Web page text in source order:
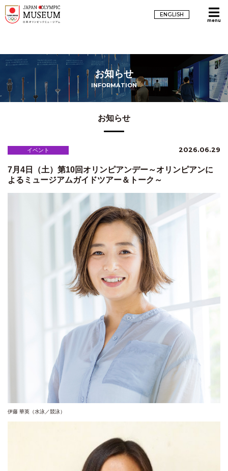
ENGLISH
menu
お知らせ
INFORMATION
お知らせ
イベント 2026.06.29
7月4日（土）第10回オリンピアンデー～オリンピアンに
よるミュージアムガイドツアー＆トーク～
伊藤 華英（水泳／競泳）